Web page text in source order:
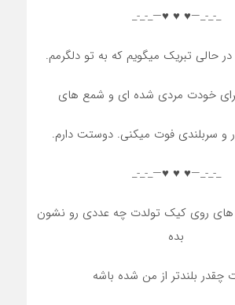
_-_-_—♥️ ♥️ ♥️—_-_-_
حالی تبریک میگویم که به تو دلگرمم.
خودت مردی شده ای و شمع های
و سربلندی فوت میکنی. دوستت دارم.
_-_-_—♥️ ♥️ ♥️—_-_-_
روی کیک تولدت چه عددی رو نشون
بده
چقدر بلندتر از من شده باشه